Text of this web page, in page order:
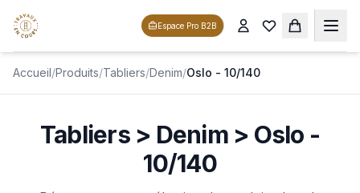
Espace Pro B2B
Accueil/Produits/Tabliers/Denim/Oslo - 10/140
Tabliers > Denim > Oslo -
10/140